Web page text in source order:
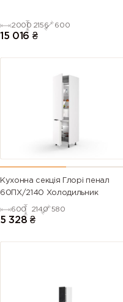
2000 2156 600
15 016 ₴
Кухонна секція Глорі пенал
60ПХ/2140 Холодильник
600 2140 580
5 328 ₴